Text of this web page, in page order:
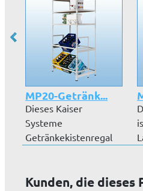
MP20-Getränk...
Dieses Kaiser
Systeme
Getränkekistenregal
Kunden, die